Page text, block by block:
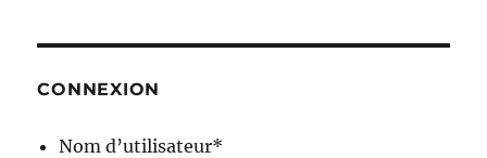
CONNEXION
Nom d’utilisateur*